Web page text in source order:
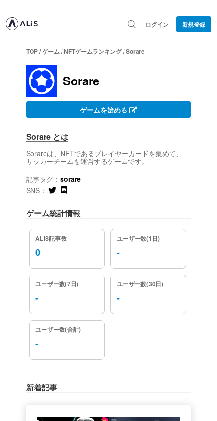
ログイン 新規登録
TOP /ゲーム /NFTゲームランキング /Sorare
Sorare
ゲームを始める
Sorare とは
Sorareは、NFTであるプレイヤーカードを集めて、
サッカーチームを運営するゲームです。
記事タグ： sorare
SNS：
ゲーム統計情報
ALIS記事数
0
ユーザー数(1日)
-
ユーザー数(7日)
-
ユーザー数(30日)
-
ユーザー数(合計)
-
新着記事